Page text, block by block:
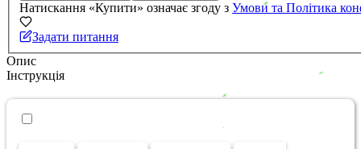
Натискання «Купити» означає згоду з Умови та Політика
Задати питання
Опис
Інструкція